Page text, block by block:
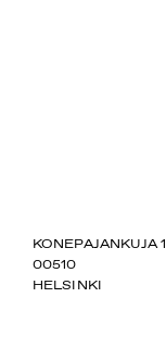
SUOMIAREENA
KONEPAJANKUJA 1
00510
HELSINKI